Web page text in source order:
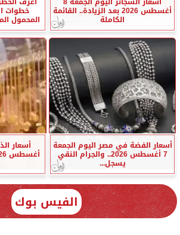
أغسطس 2026 بعد الزيادة.. القائمة
الكاملة
خطوات
المحمول
أسعار الفضة في مصر اليوم الجمعة
7 أغسطس 2026.. والجرام النقي
يسجل...
الفيس بوك